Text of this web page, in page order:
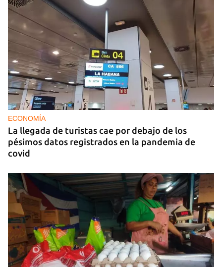
ECONOMÍA
La llegada de turistas cae por debajo de los
pésimos datos registrados en la pandemia de
covid